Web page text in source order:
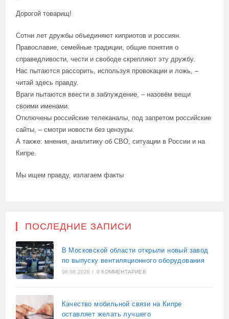
Дорогой товарищ!
Сотни лет дружбы объединяют киприотов и россиян.
Православие, семейные традиции, общие понятия о
справедливости, чести и свободе скрепляют эту дружбу.
Нас пытаются рассорить, используя провокации и ложь, –
читай здесь правду.
Враги пытаются ввести в заблуждение, – назовём вещи
своими именами.
Отключены российские телеканалы, под запретом российские
сайты, – смотри новости без цензуры.
А также: мнения, аналитику об СВО, ситуации в России и на
Кипре.
Мы ищем правду, излагаем факты
ПОСЛЕДНИЕ ЗАПИСИ
В Московской области открыли новый завод
по выпуску вентиляционного оборудования
08.08.2026 / 0 КОММЕНТАРИЕВ
Качество мобильной связи на Кипре
оставляет желать лучшего